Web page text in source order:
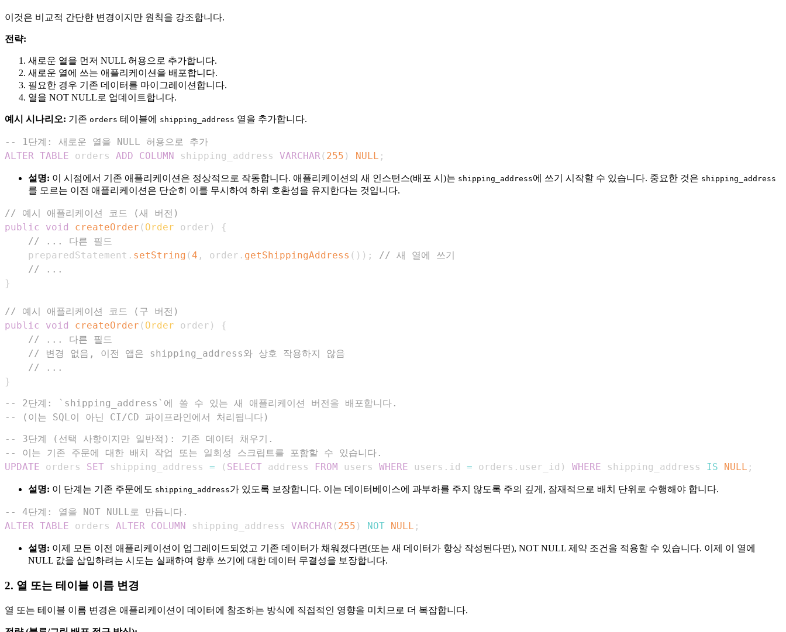
이것은 비교적 간단한 변경이지만 원칙을 강조합니다.
전략:
새로운 열을 먼저 NULL 허용으로 추가합니다.
새로운 열에 쓰는 애플리케이션을 배포합니다.
필요한 경우 기존 데이터를 마이그레이션합니다.
열을 NOT NULL로 업데이트합니다.
예시 시나리오: 기존 orders 테이블에 shipping_address 열을 추가합니다.
-- 1단계: 새로운 열을 NULL 허용으로 추가
ALTER TABLE orders ADD COLUMN shipping_address VARCHAR( 255 ) NULL ;
설명: 이 시점에서 기존 애플리케이션은 정상적으로 작동합니다. 애플리케이션의 새 인스턴스(배포 시)는 shipping_address에 쓰기 시작할 수 있습니다. 중요한 것은 shipping_address
를 모르는 이전 애플리케이션은 단순히 이를 무시하여 하위 호환성을 유지한다는 것입니다.
// 예시 애플리케이션 코드 (새 버전)
public
void createOrder ( Order order )
{
// ... 다른 필드
    preparedStatement
. setString (4 , order . getShippingAddress ( ) ) ;
// 새 열에 쓰기
// ...
}
// 예시 애플리케이션 코드 (구 버전)
public
void createOrder ( Order order )
{
// ... 다른 필드
// 변경 없음, 이전 앱은 shipping_address와 상호 작용하지 않음
// ...
}
-- 2단계: `shipping_address`에 쓸 수 있는 새 애플리케이션 버전을 배포합니다.
-- (이는 SQL이 아닌 CI/CD 파이프라인에서 처리됩니다)
-- 3단계 (선택 사항이지만 일반적): 기존 데이터 채우기.
-- 이는 기존 주문에 대한 배치 작업 또는 일회성 스크립트를 포함할 수 있습니다.
UPDATE orders SET shipping_address = ( SELECT address FROM users WHERE users . id = orders . user_id ) WHERE shipping_address IS NULL ;
설명: 이 단계는 기존 주문에도 shipping_address가 있도록 보장합니다. 이는 데이터베이스에 과부하를 주지 않도록 주의 깊게, 잠재적으로 배치 단위로 수행해야 합니다.
-- 4단계: 열을 NOT NULL로 만듭니다.
ALTER TABLE orders ALTER COLUMN shipping_address VARCHAR( 255 ) NOT NULL ;
설명: 이제 모든 이전 애플리케이션이 업그레이드되었고 기존 데이터가 채워졌다면(또는 새 데이터가 항상 작성된다면), NOT NULL 제약 조건을 적용할 수 있습니다. 이제 이 열에
NULL 값을 삽입하려는 시도는 실패하여 향후 쓰기에 대한 데이터 무결성을 보장합니다.
2. 열 또는 테이블 이름 변경
열 또는 테이블 이름 변경은 애플리케이션이 데이터에 참조하는 방식에 직접적인 영향을 미치므로 더 복잡합니다.